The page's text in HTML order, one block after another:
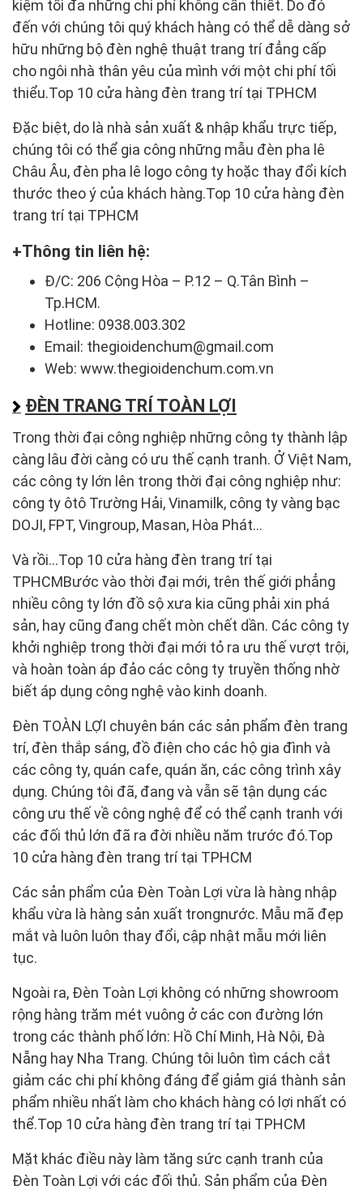
kiệm tối đa những chi phí không cần thiết. Do đó
đến với chúng tôi quý khách hàng có thể dễ dàng sở
hữu những bộ đèn nghệ thuật trang trí đẳng cấp
cho ngôi nhà thân yêu của mình với một chi phí tối
thiểu.Top 10 cửa hàng đèn trang trí tại TPHCM
Đặc biệt, do là nhà sản xuất & nhập khẩu trực tiếp,
chúng tôi có thể gia công những mẫu đèn pha lê
Châu Âu, đèn pha lê logo công ty hoặc thay đổi kích
thước theo ý của khách hàng.Top 10 cửa hàng đèn
trang trí tại TPHCM
Thông tin liên hệ:
Đ/C: 206 Cộng Hòa – P.12 – Q.Tân Bình –
Tp.HCM.
Hotline: 0938.003.302
Email: thegioidenchum@gmail.com
Web: www.thegioidenchum.com.vn
ĐÈN TRANG TRÍ TOÀN LỢI
Trong thời đại công nghiệp những công ty thành lập
càng lâu đời càng có ưu thế cạnh tranh. Ở Việt Nam,
các công ty lớn lên trong thời đại công nghiệp như:
công ty ôtô Trường Hải, Vinamilk, công ty vàng bạc
DOJI, FPT, Vingroup, Masan, Hòa Phát…
Và rồi…Top 10 cửa hàng đèn trang trí tại
TPHCMBước vào thời đại mới, trên thế giới phẳng
nhiều công ty lớn đồ sộ xưa kia cũng phải xin phá
sản, hay cũng đang chết mòn chết dần. Các công ty
khởi nghiệp trong thời đại mới tỏ ra ưu thế vượt trội,
và hoàn toàn áp đảo các công ty truyền thống nhờ
biết áp dụng công nghệ vào kinh doanh.
Đèn TOÀN LỢI chuyên bán các sản phẩm đèn trang
trí, đèn thắp sáng, đồ điện cho các hộ gia đình và
các công ty, quán cafe, quán ăn, các công trình xây
dụng. Chúng tôi đã, đang và vẫn sẽ tận dụng các
công ưu thế về công nghệ để có thể cạnh tranh với
các đối thủ lớn đã ra đời nhiều năm trước đó.Top
10 cửa hàng đèn trang trí tại TPHCM
Các sản phẩm của Đèn Toàn Lợi vừa là hàng nhập
khẩu vừa là hàng sản xuất trongnước. Mẫu mã đẹp
mắt và luôn luôn thay đổi, cập nhật mẫu mới liên
tục.
Ngoài ra, Đèn Toàn Lợi không có những showroom
rộng hàng trăm mét vuông ở các con đường lớn
trong các thành phố lớn: Hồ Chí Minh, Hà Nội, Đà
Nẵng hay Nha Trang. Chúng tôi luôn tìm cách cắt
giảm các chi phí không đáng để giảm giá thành sản
phẩm nhiều nhất làm cho khách hàng có lợi nhất có
thể.Top 10 cửa hàng đèn trang trí tại TPHCM
Mặt khác điều này làm tăng sức cạnh tranh của
Đèn Toàn Lợi với các đối thủ. Sản phẩm của Đèn